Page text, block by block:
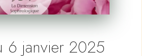
6 janvier 2025